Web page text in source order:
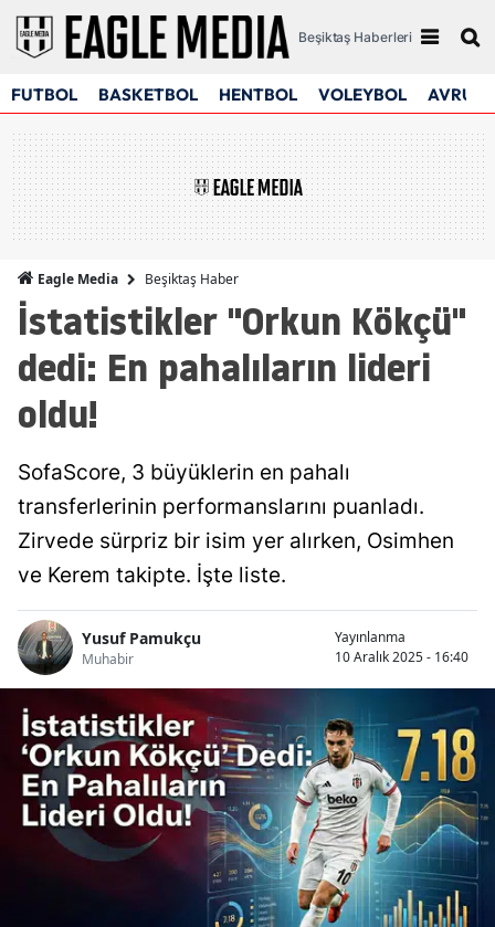
Beşiktaş Haberleri
FUTBOL BASKETBOL HENTBOL VOLEYBOL
Eagle Media Beşiktaş Haber
İstatistikler "Orkun Kökçü"
dedi: En pahalıların lideri
oldu!
SofaScore, 3 büyüklerin en pahalı
transferlerinin performanslarını puanladı.
Zirvede sürpriz bir isim yer alırken, Osimhen
ve Kerem takipte. İşte liste.
Yusuf Pamukçu
Muhabir
Yayınlanma
10 Aralık 2025 - 16:40